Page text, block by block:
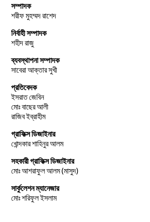
সম্পাদক
শরীফ মুহম্মদ রাশেদ
নির্বাহী সম্পাদক
শহীদ রাজু
ব্যবস্থাপনা সম্পাদক
সাবেরা আক্তার সুখী
প্রতিবেদক
ইসরাত জেবিন
মোঃ বাছের আলী
রাজিব ইব্রাহীম
গ্রাফিক্স ডিজাইনার
খোন্দকার শাহিনুর আলম
সহকারী গ্রাফিক্স ডিজাইনার
মোঃ আশরাফুল আলম (মাসুদ)
সার্কুলেশন ম্যানেজার
মোঃ শরিফুল ইসলাম